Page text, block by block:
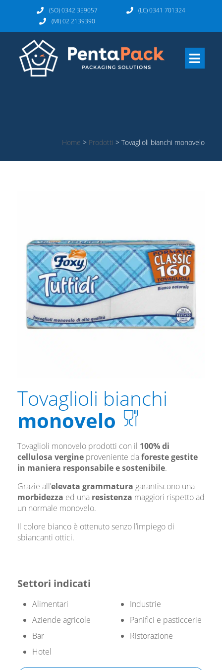
(SO) 0342 359057
(LC) 0341 701324
(MI) 02 2139390
Home > Prodotti > Tovaglioli bianchi monovelo
Tovaglioli bianchi
monovelo
Tovaglioli monovelo prodotti con il 100% di
cellulosa vergine proveniente daforestegestite
in maniera responsabile e sostenibile.
Grazie all’elevata grammatura garantiscono una
morbidezza ed una resistenza maggiori rispetto ad
un normale monovelo.
Il colore bianco è ottenuto senzo l’impiego di
sbiancanti ottici.
Settori indicati
Alimentari
Aziende agricole
Bar
Hotel
Industrie
Panifici e pasticcerie
Ristorazione